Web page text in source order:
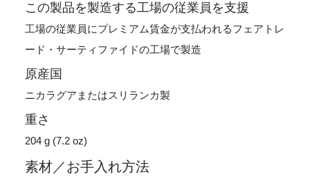
この製品を製造する工場の従業員を支援
工場の従業員にプレミアム賃金が支払われるフェアトレ
ード・サーティファイドの工場で製造
原産国
ニカラグアまたはスリランカ製
重さ
204 g (7.2 oz)
素材／お手入れ方法